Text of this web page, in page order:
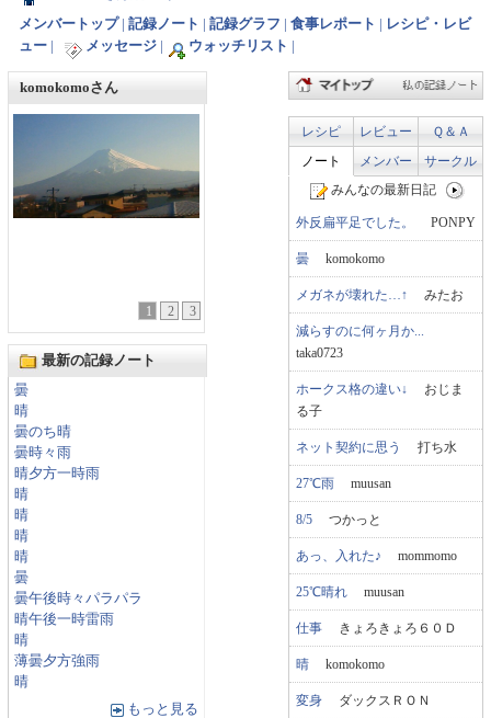
メンバートップ| 記録ノート 記録グラフ 食事レポート
レシピ・レビ
ュー
メッセージ ウォッチリスト
komokomoさん
1 2 3
最新の記録ノート
曇
晴
曇のち晴
曇時々雨
晴夕方一時雨
晴
晴
晴
晴
曇
曇午後時々パラパラ
晴午後一時雷雨
晴
薄曇夕方強雨
晴
もっと見る
レシピ レビュー
Ｑ＆Ａ
ノート
メンバー
サークル
みんなの最新日記
外反扁平足でした。 PONPY
曇 komokomo
メガネが壊れた…↑ みたお
減らすのに何ヶ月か...
taka0723
ホークス格の違い↓ おじま
る子
ネット契約に思う 打ち水
27℃雨 muusan
8/5 つかっと
あっ、入れた♪ mommomo
25℃晴れ muusan
仕事 きょろきょろ６０Ｄ
晴 komokomo
変身 ダックスＲＯＮ